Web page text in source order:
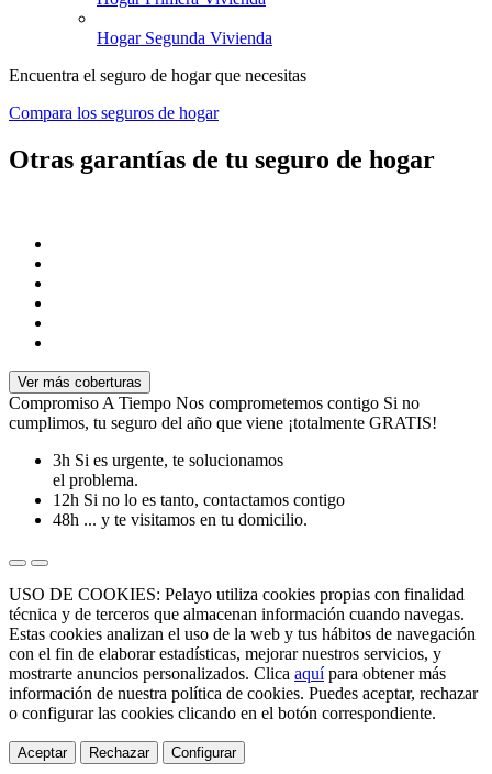
Hogar Segunda Vivienda
Encuentra el seguro de hogar que necesitas
Compara los seguros de hogar
Otras garantías de tu seguro de hogar
Ver más coberturas
Compromiso A Tiempo Nos comprometemos contigo Si no
cumplimos, tu seguro del año que viene ¡totalmente GRATIS!
3h Si es urgente, te solucionamos
el problema.
12h Si no lo es tanto, contactamos contigo
48h ... y te visitamos en tu domicilio.
USO DE COOKIES: Pelayo utiliza cookies propias con finalidad
técnica y de terceros que almacenan información cuando navegas.
Estas cookies analizan el uso de la web y tus hábitos de navegación
con el fin de elaborar estadísticas, mejorar nuestros servicios, y
mostrarte anuncios personalizados. Clica aquípara obtener más
información de nuestra política de cookies. Puedes aceptar, rechazar
o configurar las cookies clicando en el botón correspondiente.
Aceptar Rechazar Configurar